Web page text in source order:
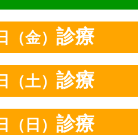
（金） 診療
（土） 診療
（日） 診療